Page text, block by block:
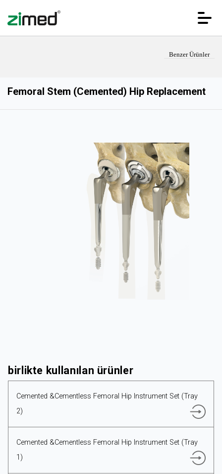
ANA SAYFA
ÜRÜNLER
KAYNAKLAR
Benzer Ürünler
Femoral Stem (Cemented) Hip Replacement
birlikte kullanılan ürünler
Cemented &Cementless Femoral Hip Instrument Set (Tray
2)
Cemented &Cementless Femoral Hip Instrument Set (Tray
1)